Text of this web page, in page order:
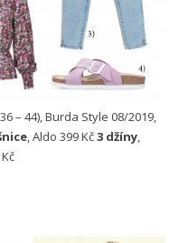
– 44), Burda Style 08/2019,
, Aldo 399 Kč3 džíny,